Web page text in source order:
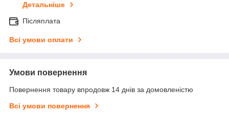
Детальніше
Післяплата
Всі умови оплати
Умови повернення
Повернення товару впродовж 14 днів за домовленістю
Всі умови повернення